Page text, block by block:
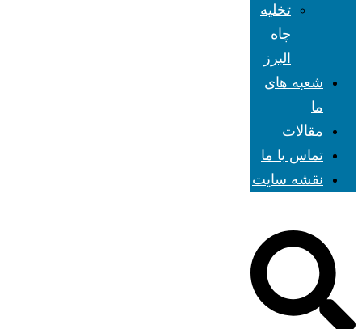
تخلیه
چاه
البرز
شعبه های
ما
مقالات
تماس با ما
نقشه سایت